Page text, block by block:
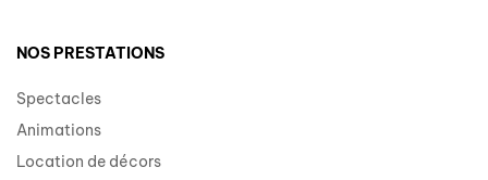
NOS PRESTATIONS
Spectacles
Animations
Location de décors